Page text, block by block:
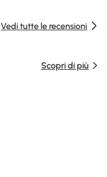
Vedi tutte le recensioni
Scopri di più